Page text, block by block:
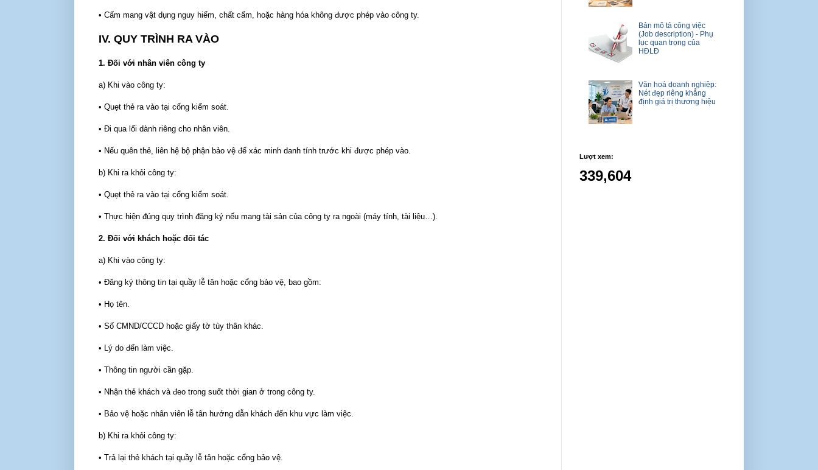
• Cấm mang vật dụng nguy hiểm, chất cấm, hoặc hàng hóa không được phép vào công ty.
IV. QUY TRÌNH RA VÀO
1. Đối với nhân viên công ty
a) Khi vào công ty:
• Quẹt thẻ ra vào tại cổng kiểm soát.
• Đi qua lối dành riêng cho nhân viên.
• Nếu quên thẻ, liên hệ bộ phận bảo vệ để xác minh danh tính trước khi được phép vào.
b) Khi ra khỏi công ty:
• Quẹt thẻ ra vào tại cổng kiểm soát.
• Thực hiện đúng quy trình đăng ký nếu mang tài sản của công ty ra ngoài (máy tính, tài liệu…).
2. Đối với khách hoặc đối tác
a) Khi vào công ty:
• Đăng ký thông tin tại quầy lễ tân hoặc cổng bảo vệ, bao gồm:
• Họ tên.
• Số CMND/CCCD hoặc giấy tờ tùy thân khác.
• Lý do đến làm việc.
• Thông tin người cần gặp.
• Nhận thẻ khách và đeo trong suốt thời gian ở trong công ty.
• Bảo vệ hoặc nhân viên lễ tân hướng dẫn khách đến khu vực làm việc.
b) Khi ra khỏi công ty:
• Trả lại thẻ khách tại quầy lễ tân hoặc cổng bảo vệ.
Bản mô tả công việc
(Job description) - Phụ
lục quan trọng của
HĐLĐ
Văn hoá doanh nghiệp:
Nét đẹp riêng khẳng
định giá trị thương hiệu
Lượt xem:
339,604